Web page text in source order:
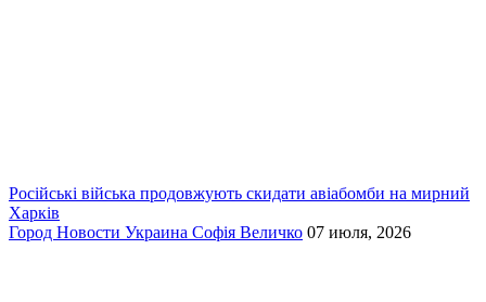
Російські війська продовжують скидати авіабомби на мирний
Харків
Город Новости Украина Софія Величко 07 июля, 2026